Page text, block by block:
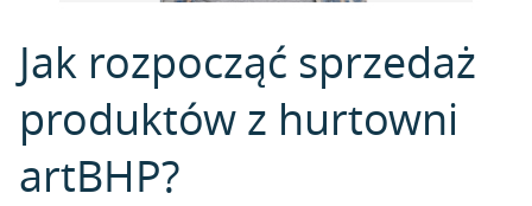
Jak rozpocząć sprzedaż
produktów z hurtowni
artBHP?